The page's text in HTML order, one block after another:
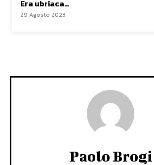
Era ubriaca…
29 Agosto 2023
Paolo Brogi